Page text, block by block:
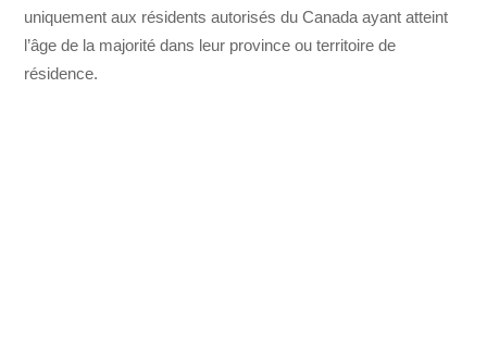
uniquement aux résidents autorisés du Canada ayant atteint
l’âge de la majorité dans leur province ou territoire de
résidence.